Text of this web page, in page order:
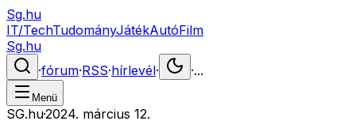
Sg.hu
IT/TechTudományJátékAutóFilm
Sg.hu
·fórum·RSS·hírlevél· ·...
Menü
SG.hu·2024. március 12.